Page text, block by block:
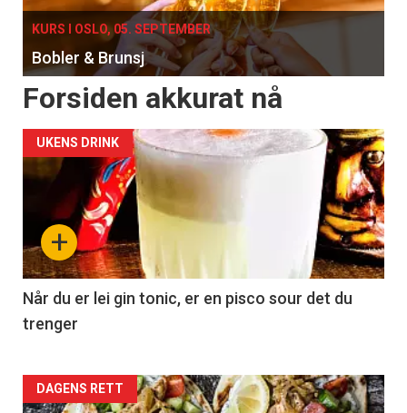
KURS I OSLO, 05. SEPTEMBER
Bobler & Brunsj
Forsiden akkurat nå
+
UKENS DRINK
Når du er lei gin tonic, er en pisco sour det du
trenger
Forsiden
DAGENS RETT